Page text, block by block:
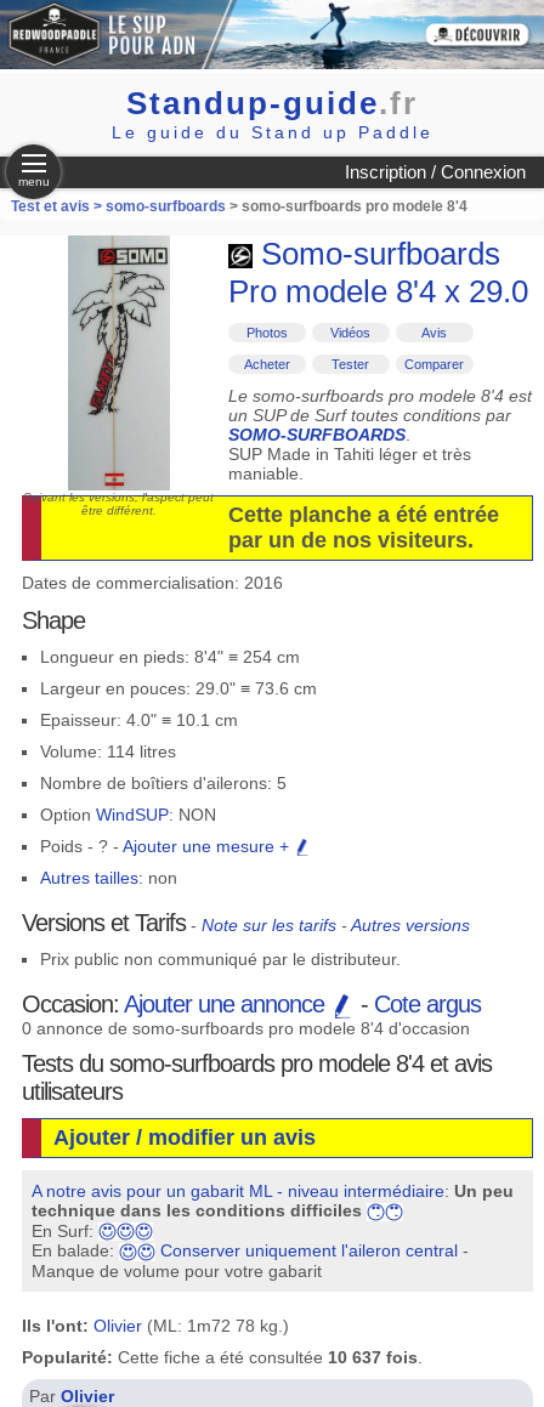
Standup-guide.fr
Le guide du Stand up Paddle
Inscription / Connexion
menu
Test et avis > somo-surfboards > somo-surfboards pro modele 8'4
Suivant les versions, l'aspect peut
être différent.
Somo-surfboards
Pro modele 8'4 x 29.0
Photos Vidéos Avis
Acheter Tester Comparer
Le somo-surfboards pro modele 8'4 est
un SUP de Surf toutes conditions par
SOMO-SURFBOARDS.
SUP Made in Tahiti léger et très
maniable.
Cette planche a été entrée
par un de nos visiteurs.
Dates de commercialisation: 2016
Shape
Longueur en pieds: 8'4" ≡ 254 cm
Largeur en pouces: 29.0" ≡ 73.6 cm
Epaisseur: 4.0" ≡ 10.1 cm
Volume: 114 litres
Nombre de boîtiers d'ailerons: 5
Option WindSUP: NON
Poids - ? - Ajouter une mesure +
Autres tailles: non
Versions et Tarifs- Note sur les tarifs-Autres versions
Prix public non communiqué par le distributeur.
Occasion: Ajouter une annonce - Cote argus
0 annonce de somo-surfboards pro modele 8'4 d'occasion
Tests du somo-surfboards pro modele 8'4 et avis
utilisateurs
Ajouter / modifier un avis
A notre avis pour un gabarit ML - niveau intermédiaire:Un peu
technique dans les conditions difficiles
En Surf:
En balade:
Conserver uniquement l'aileron central -
Manque de volume pour votre gabarit
Ils l'ont: Olivier(ML: 1m72 78 kg.)
Popularité: Cette fiche a été consultée 10 637 fois
Par Olivier